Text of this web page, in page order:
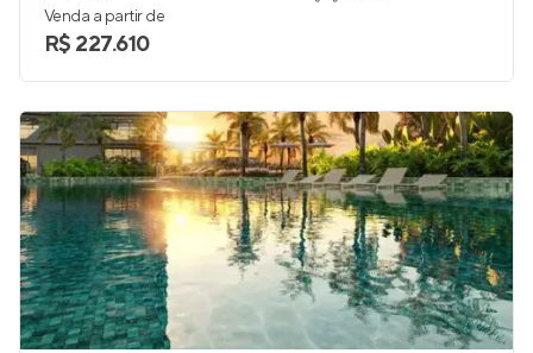
Venda a partir de
R$ 227.610